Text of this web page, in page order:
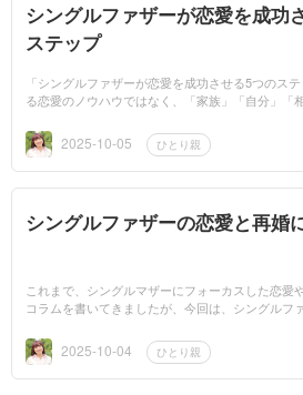
シングルファザーが恋愛を成功
ステップ
「シングルファザーが恋愛を成功させる5つのス
る恋愛のノウハウではなく、「家族」「自分」「
は“自分の心”を整...
2025-10-05 ひとり親
シングルファザーの恋愛と再婚
これまで、シングルマザーにフォーカスした恋愛
コラムを書いてきましたが、今回は、シングルフ
シングルファ...
2025-10-04 ひとり親